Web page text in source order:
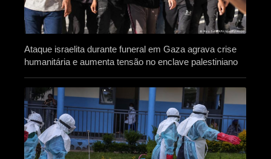
Ataque israelita durante funeral em Gaza agrava crise
humanitária e aumenta tensão no enclave palestiniano